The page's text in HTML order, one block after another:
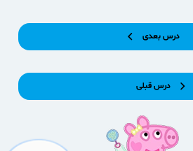
درس قبلی
درس بعدی